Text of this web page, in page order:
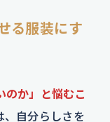
る服装にす
のか」と悩むこ
、自分らしさを